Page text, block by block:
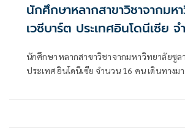
นักศึกษาหลากสาขาวิชาจากมห
เวซีบาร์ต ประเทศอินโดนีเซีย จำนวน 16 คน
แผนไทยที่วัดคีรีวงก์ อ.หลังส
ระหว่างวันที่ 31 กรกฏาคม ถึง
นักศึกษาหลากสาขาวิชาจากมหาวิทยาลัยซูล
ประเทศอินโดนีเซีย จำนวน 16 คน เดินทางม